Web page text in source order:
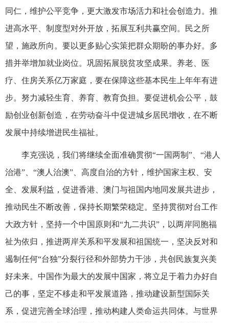
同仁，维护公平竞争，更大激发市场活力和社会创造力。推
进高水平、制度型对外开放，拓展互利共赢空间。民之所
望，施政所向。要以更多贴心实策把群众期盼的事办好。多
措并举增加就业岗位。巩固拓展脱贫攻坚成果。养老、医
疗、住房关系亿万家庭，要在保障这些基本民生上年年有进
步。努力减轻生育、养育、教育负担。要促进机会公平，鼓
励创业创新创造，在劳动奋斗中促进城乡居民增收，在不断
发展中持续增进民生福祉。
李克强说，我们将继续全面准确贯彻“一国两制”、“港人
治港”、“澳人治澳”、高度自治的方针，维护国家主权、安
全、发展利益，促进香港、澳门与祖国内地同发展共进步，
推动民生不断改善，保持长期繁荣稳定。坚持贯彻对台工作
大政方针，坚持一个中国原则和“九二共识”，以两岸同胞福
祉为依归，推进两岸关系和平发展和祖国统一，坚决反对和
遏制任何“台独”分裂行径和外部势力干涉，共创民族复兴美
好未来。中国作为最大的发展中国家，将立足于着力办好自
己的事，坚定不移走和平发展道路，推动建设新型国际关
系，促进完善全球治理，推动构建人类命运共同体。与世界